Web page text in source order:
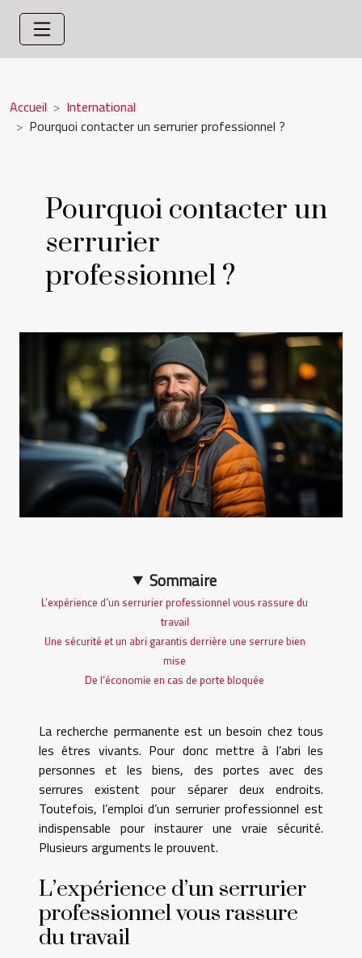
Accueil
International
Pourquoi contacter un serrurier professionnel ?
Pourquoi contacter un
serrurier
professionnel ?
Sommaire
L’expérience d’un serrurier professionnel vous rassure du
travail
Une sécurité et un abri garantis derrière une serrure bien
mise
De l’économie en cas de porte bloquée
La recherche permanente est un besoin chez tous
les êtres vivants. Pour donc mettre à l’abri les
personnes et les biens, des portes avec des
serrures existent pour séparer deux endroits.
Toutefois, l’emploi d’un serrurier professionnel est
indispensable pour instaurer une vraie sécurité.
Plusieurs arguments le prouvent.
L’expérience d’un serrurier
professionnel vous rassure
du travail